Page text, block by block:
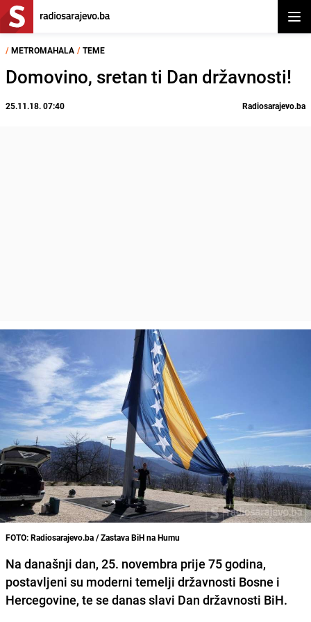
/ METROMAHALA / TEME
Domovino, sretan ti Dan državnosti!
25.11.18. 07:40 Radiosarajevo.ba
FOTO: Radiosarajevo.ba / Zastava BiH na Humu
Na današnji dan, 25. novembra prije 75 godina,
postavljeni su moderni temelji državnosti Bosne i
Hercegovine, te se danas slavi Dan državnosti BiH.